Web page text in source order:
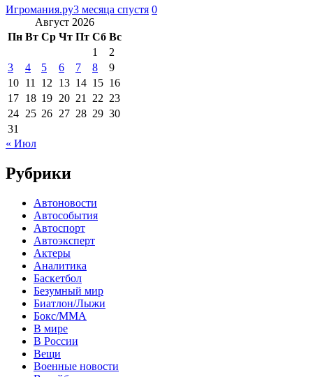
Игромания.ру3 месяца спустя 0
Август 2026
Пн Вт Ср Чт Пт Сб Вс
1
2
3
4 5 6 7 8
9
10 11 12 13 14 15 16
17 18 19 20 21 22 23
24 25 26 27 28 29 30
31
« Июл
Рубрики
Автоновости
Автособытия
Автоспорт
Автоэксперт
Актеры
Аналитика
Баскетбол
Безумный мир
Биатлон/Лыжи
Бокс/MMA
В мире
В России
Вещи
Военные новости